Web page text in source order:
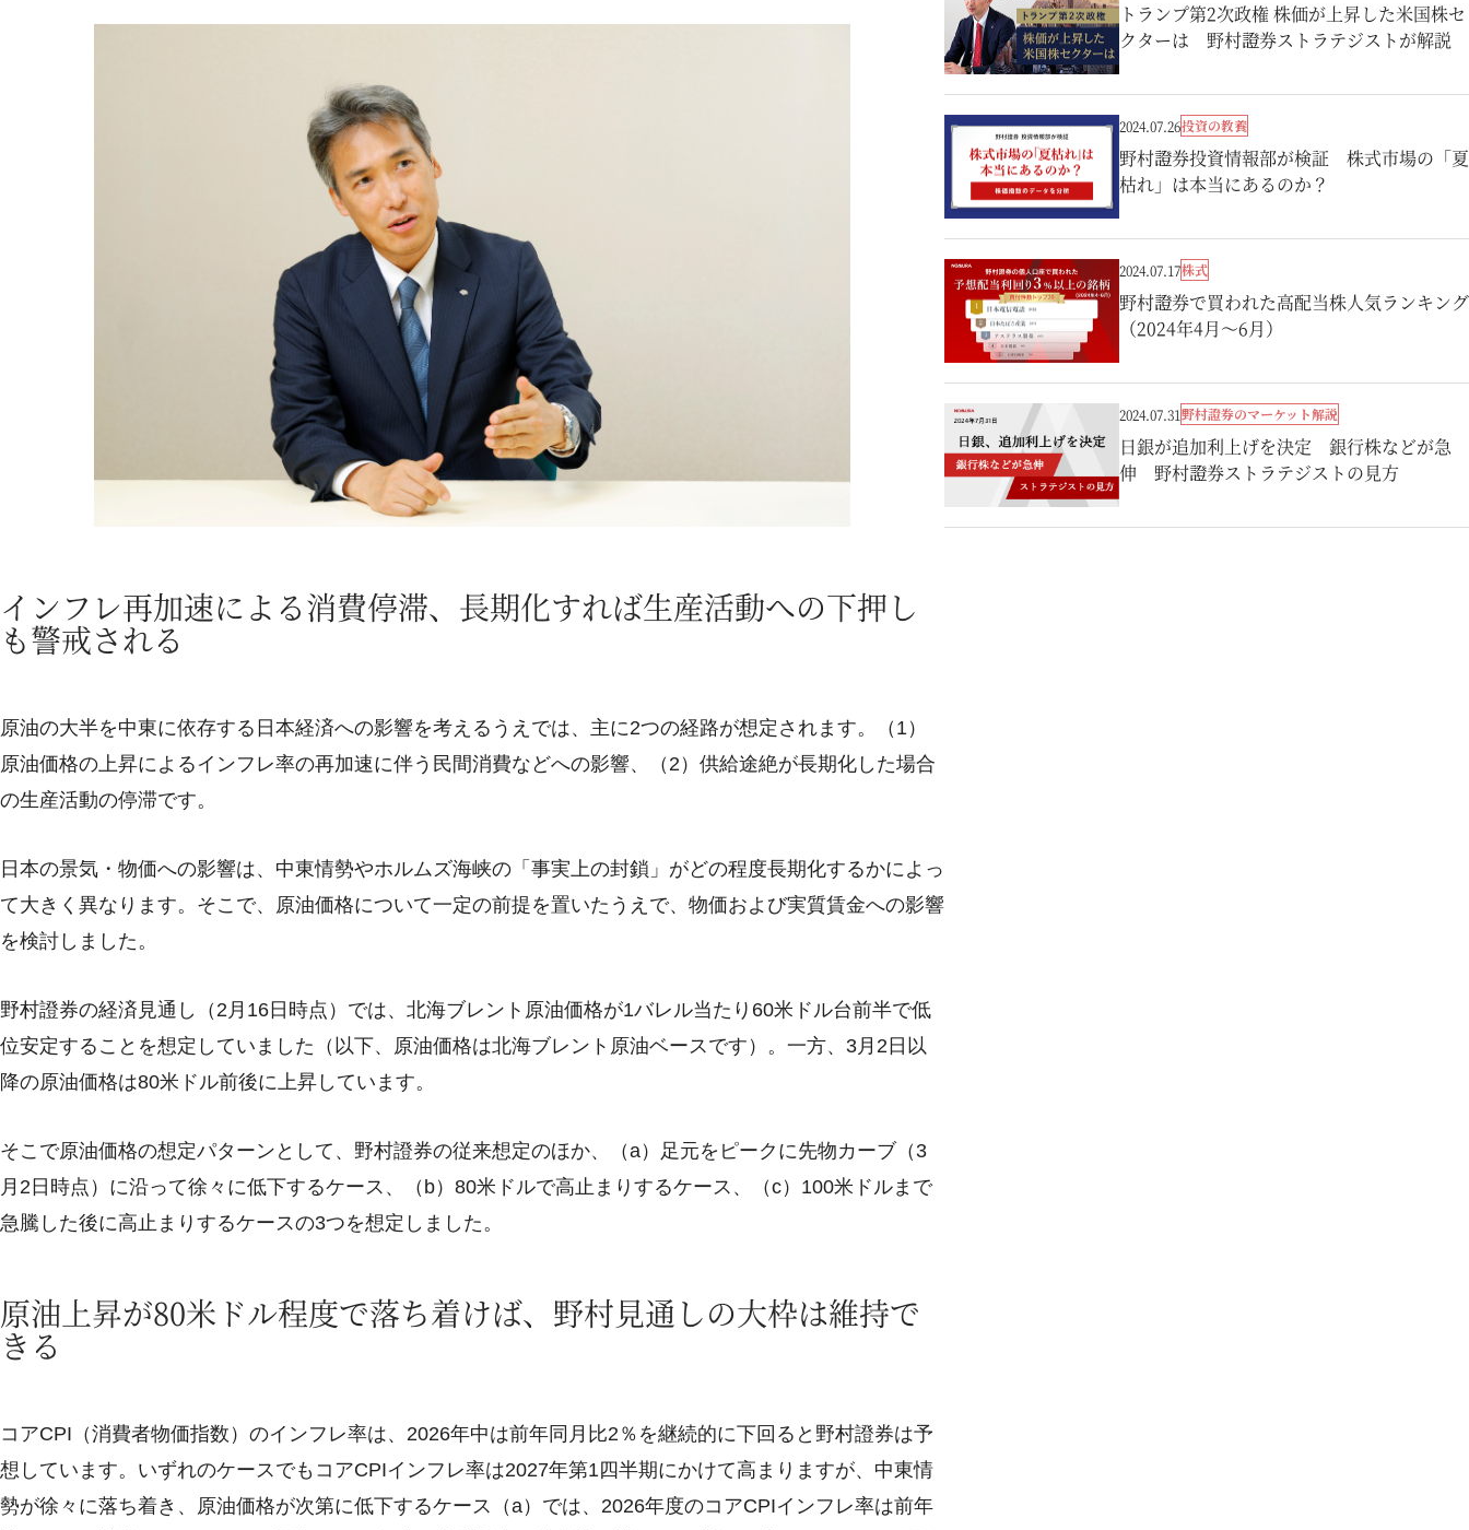
インフレ再加速による消費停滞、長期化すれば生産活動への下押し
も警戒される
原油の大半を中東に依存する日本経済への影響を考えるうえでは、主に2つの経路が想定されます。（1）
原油価格の上昇によるインフレ率の再加速に伴う民間消費などへの影響、（2）供給途絶が長期化した場合
の生産活動の停滞です。
日本の景気・物価への影響は、中東情勢やホルムズ海峡の「事実上の封鎖」がどの程度長期化するかによっ
て大きく異なります。そこで、原油価格について一定の前提を置いたうえで、物価および実質賃金への影響
を検討しました。
野村證券の経済見通し（2月16日時点）では、北海ブレント原油価格が1バレル当たり60米ドル台前半で低
位安定することを想定していました（以下、原油価格は北海ブレント原油ベースです）。一方、3月2日以
降の原油価格は80米ドル前後に上昇しています。
そこで原油価格の想定パターンとして、野村證券の従来想定のほか、（a）足元をピークに先物カーブ（3
月2日時点）に沿って徐々に低下するケース、（b）80米ドルで高止まりするケース、（c）100米ドルまで
急騰した後に高止まりするケースの3つを想定しました。
原油上昇が80米ドル程度で落ち着けば、野村見通しの大枠は維持で
きる
コアCPI（消費者物価指数）のインフレ率は、2026年中は前年同月比2％を継続的に下回ると野村證券は予
想しています。いずれのケースでもコアCPIインフレ率は2027年第1四半期にかけて高まりますが、中東情
勢が徐々に落ち着き、原油価格が次第に低下するケース（a）では、2026年度のコアCPIインフレ率は前年
トランプ第2次政権 株価が上昇した米国株セ
クターは 野村證券ストラテジストが解説
2024.07.26投資の教養
野村證券投資情報部が検証 株式市場の「夏
枯れ」は本当にあるのか？
2024.07.17株式
野村證券で買われた高配当株人気ランキング
（2024年4月～6月）
2024.07.31野村證券のマーケット解説
日銀が追加利上げを決定 銀行株などが急
伸 野村證券ストラテジストの見方